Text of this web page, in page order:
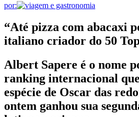
por:
“Até pizza com abacaxi
italiano criador do 50
Albert Sapere é o nome
ranking internacional
espécie de Oscar das
ontem ganhou sua